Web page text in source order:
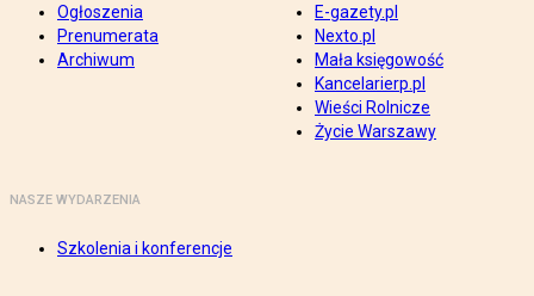
Ogłoszenia
Prenumerata
Archiwum
E-gazety.pl
Nexto.pl
Mała księgowość
Kancelarierp.pl
Wieści Rolnicze
Życie Warszawy
NASZE WYDARZENIA
Szkolenia i konferencje